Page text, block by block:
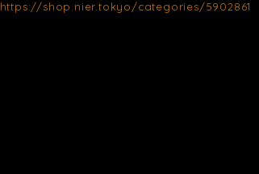
https://shop.nier.tokyo/categories/5902861